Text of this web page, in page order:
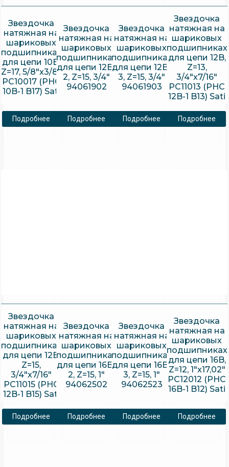
Звездочка
натяжная на
шариковых
подшипниках
для цепи 10B,
Z=17, 5/8″x3/8″
PC10017 (PHC
10B-1 B17) Sati
Подробнее
Звездочка
натяжная на
шариковых
подшипниках
для цепи 12B-
2, Z=15, 3/4″
94061902
Подробнее
Звездочка
натяжная на
шариковых
подшипниках
для цепи 12B-
3, Z=15, 3/4″
94061903
Подробнее
Звездочка
натяжная на
шариковых
подшипниках
для цепи 12B,
Z=13,
3/4″x7/16″
PC11013 (PHC
12B-1 B13) Sati
Подробнее
Звездочка
натяжная на
шариковых
подшипниках
для цепи 12B,
Z=15,
3/4″x7/16″
PC11015 (PHC
12B-1 B15) Sati
Подробнее
Звездочка
натяжная на
шариковых
подшипниках
для цепи 16B-
2, Z=15, 1″
94062502
Подробнее
Звездочка
натяжная на
шариковых
подшипниках
для цепи 16B-
3, Z=15, 1″
94062523
Подробнее
Звездочка
натяжная на
шариковых
подшипниках
для цепи 16B,
Z=12, 1″x17,02″
PC12012 (PHC
16B-1 B12) Sati
Подробнее